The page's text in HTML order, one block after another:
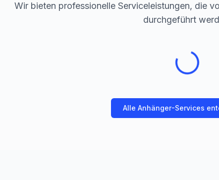
Wir bieten professionelle Serviceleistungen, die
durchgeführt
Alle Anhänger-Services